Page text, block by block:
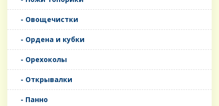
- Овощечистки
- Ордена и кубки
- Орехоколы
- Открывалки
- Панно